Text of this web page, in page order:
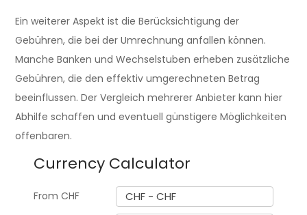
Ein weiterer Aspekt ist die Berücksichtigung der
Gebühren, die bei der Umrechnung anfallen können.
Manche Banken und Wechselstuben erheben zusätzliche
Gebühren, die den effektiv umgerechneten Betrag
beeinflussen. Der Vergleich mehrerer Anbieter kann hier
Abhilfe schaffen und eventuell günstigere Möglichkeiten
offenbaren.
Currency Calculator
From CHF CHF - CHF